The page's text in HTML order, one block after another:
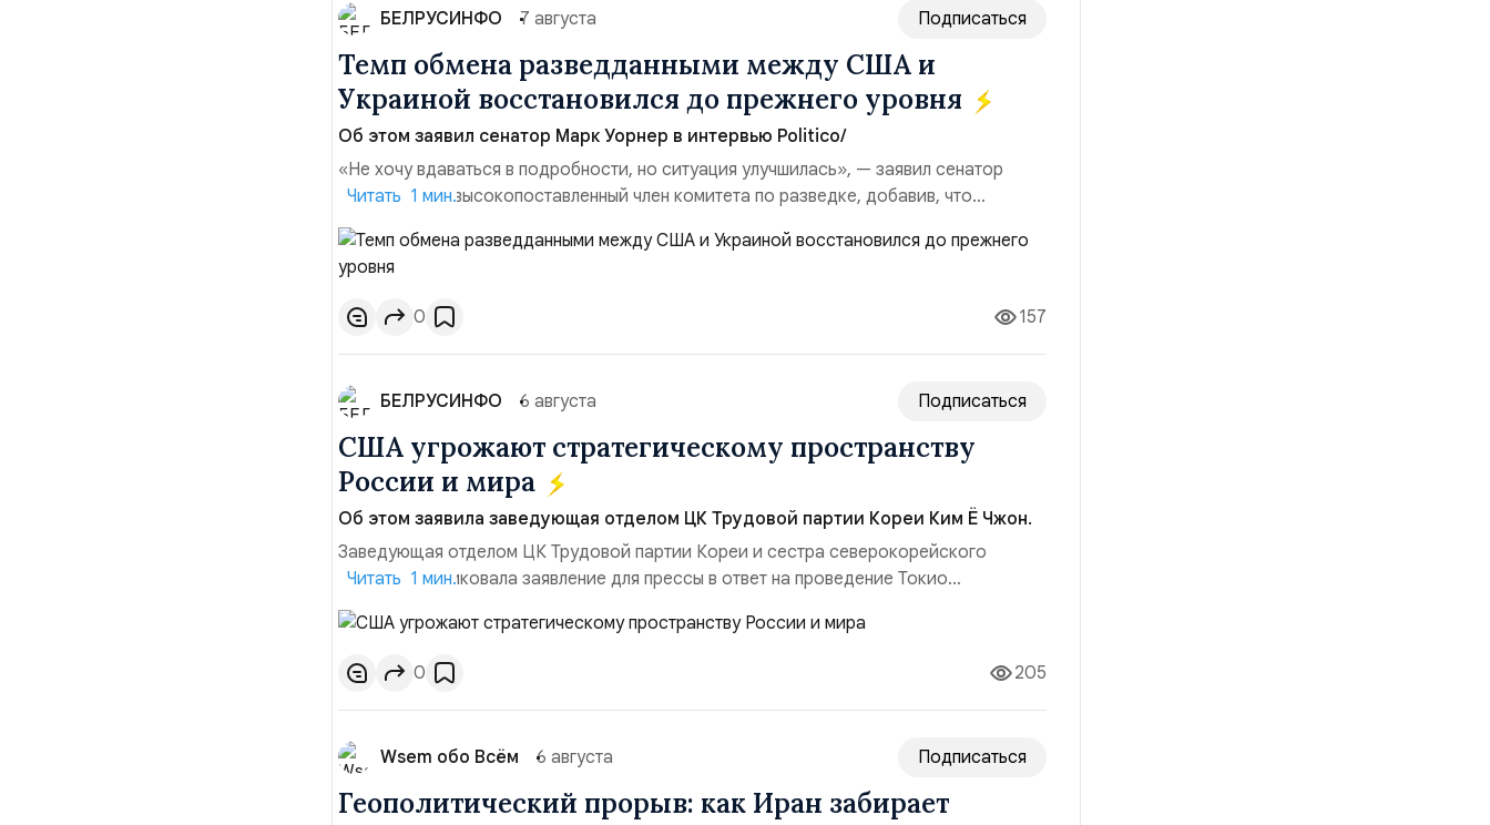
БЕЛРУСИНФО 7 августа Подписаться
Темп обмена разведданными между США и
Украиной восстановился до прежнего уровня
Об этом заявил сенатор Марк Уорнер в интервью Politico/
«Не хочу вдаваться в подробности, но ситуация улучшилась», — заявил сенатор
Марк Уорнер, высокопоставленный член комитета по разведке, добавив, что
использование Украиной беспилотников и ракет большой дальности позволило ей
наносить удары вглубь российской территории и укрепило её
позиции.Сотрудничество со стороны США стало ключом к позитивному пов...
Читать 1 мин.
0 157
БЕЛРУСИНФО 6 августа Подписаться
США угрожают стратегическому пространству
России и мира
Об этом заявила заведующая отделом ЦК Трудовой партии Кореи Ким Ё Чжон.
Заведующая отделом ЦК Трудовой партии Кореи и сестра северокорейского
лидера опубликовала заявление для прессы в ответ на проведение Токио
совместных с флотом США запусков крылатых ракет Томагавк.«Япония отбросила
обманчивую видимость „исключительно оборонительной страны“ и выносит вопрос
о собственном ядерном вооружении на всеобщее обозрение, одновреме...
Читать 1 мин.
0 205
Wsem обо Всём 6 августа Подписаться
Геополитический прорыв: как Иран забирает